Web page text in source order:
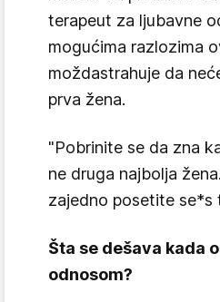
terapeut za ljubavne
mogućima razlozima
moždastrahuje da
prva žena.
"Pobrinite se da zna
ne druga najbolja
zajedno posetite se*s
Šta se dešava kada
odnosom?